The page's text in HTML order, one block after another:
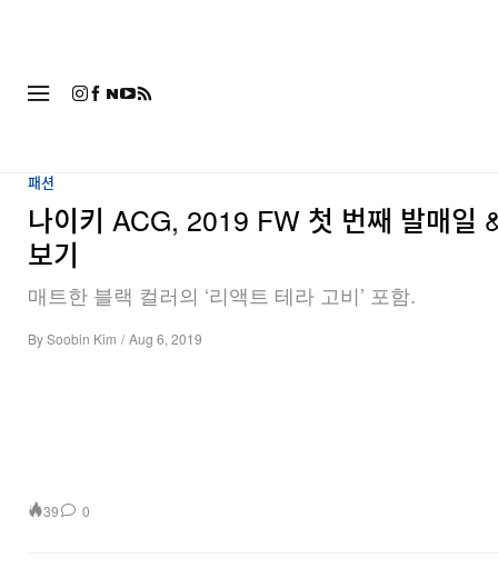
패션
나이키 ACG, 2019 FW 첫 번째 발매일
보기
매트한 블랙 컬러의 ‘리액트 테라 고비’ 포함.
BySoobin Kim / Aug 6, 2019
39 0